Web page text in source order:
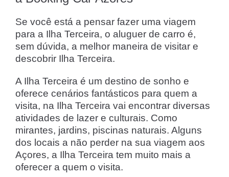
Se você está a pensar fazer uma viagem
para a Ilha Terceira, o aluguer de carro é,
sem dúvida, a melhor maneira de visitar e
descobrir Ilha Terceira.
A Ilha Terceira é um destino de sonho e
oferece cenários fantásticos para quem a
visita, na Ilha Terceira vai encontrar diversas
atividades de lazer e culturais. Como
mirantes, jardins, piscinas naturais. Alguns
dos locais a não perder na sua viagem aos
Açores, a Ilha Terceira tem muito mais a
oferecer a quem o visita.